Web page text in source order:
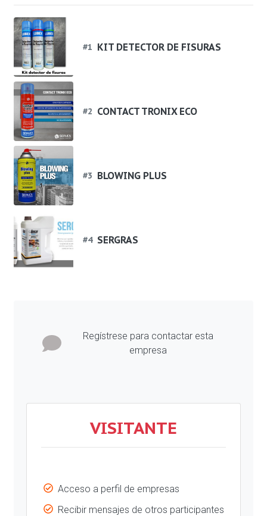
#1 KIT DETECTOR DE FISURAS
#2 CONTACT TRONIX ECO
#3 BLOWING PLUS
#4 SERGRAS
Regístrese para contactar esta
empresa
VISITANTE
Acceso a perfil de empresas
Recibir mensajes de otros participantes